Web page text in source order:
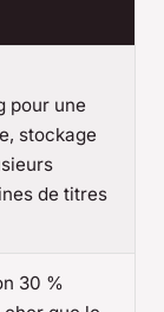
pour une
stockage
de titres
30 %